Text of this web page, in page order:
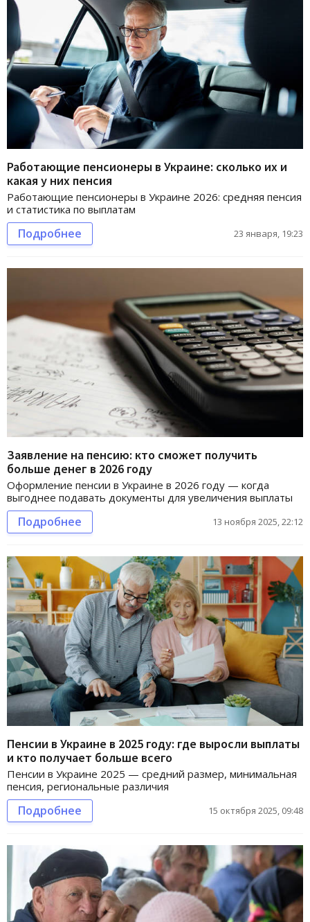
Работающие пенсионеры в Украине: сколько их и
какая у них пенсия
Работающие пенсионеры в Украине 2026: средняя пенсия
и статистика по выплатам
Подробнее 23 января, 19:23
Заявление на пенсию: кто сможет получить
больше денег в 2026 году
Оформление пенсии в Украине в 2026 году — когда
выгоднее подавать документы для увеличения выплаты
Подробнее 13 ноября 2025, 22:12
Пенсии в Украине в 2025 году: где выросли выплаты
и кто получает больше всего
Пенсии в Украине 2025 — средний размер, минимальная
пенсия, региональные различия
Подробнее 15 октября 2025, 09:48